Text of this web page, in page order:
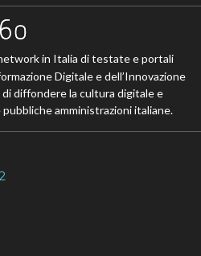
in Italia di testate e portali
Digitale e dell’Innovazione
diffondere la cultura digitale e
amministrazioni italiane.